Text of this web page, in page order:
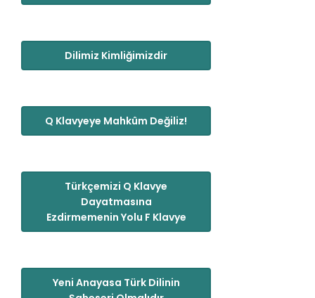
Dilimiz Kimliğimizdir
Q Klavyeye Mahkûm Değiliz!
Türkçemizi Q Klavye
Dayatmasına
Ezdirmemenin Yolu F Klavye
Yeni Anayasa Türk Dilinin